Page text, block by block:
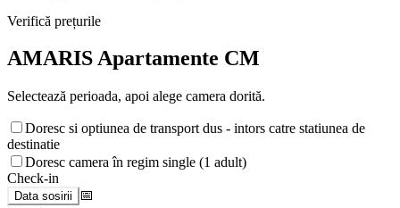
Verifică prețurile
AMARIS Apartamente CM
Selectează perioada, apoi alege camera dorită.
Doresc si optiunea de transport dus - intors catre statiunea de
destinatie
Doresc camera în regim single (1 adult)
Check-in
Data sosirii
📅